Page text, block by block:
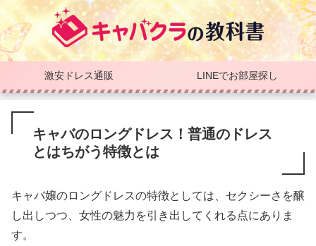
激安ドレス通販 LINEでお部屋探し
キャバのロングドレス！普通のドレス
とはちがう特徴とは
キャバ嬢のロングドレスの特徴としては、セクシーさを醸
し出しつつ、女性の魅力を引き出してくれる点にありま
す。